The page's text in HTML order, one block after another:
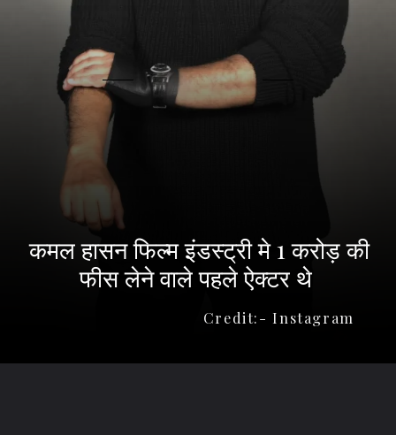
Credit:- Instagram
कमल हासन फिल्म इंडस्ट्री मे 1 करोड़ की
फीस लेने वाले पहले ऐक्टर थे